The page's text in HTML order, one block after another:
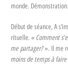
monde. Démonstration.
Début de séance, A
rituelle.« Comment
me partager? ». Il me
moins de temps à